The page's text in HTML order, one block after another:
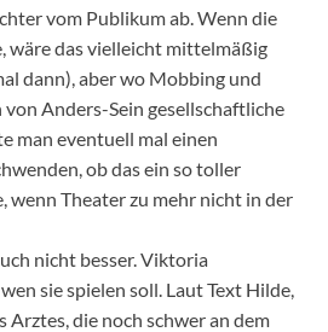
vom Publikum ab. Wenn die
wäre das vielleicht mittelmäßig
dann), aber wo Mobbing und
Anders-Sein gesellschaftliche
man eventuell mal einen
ob das ein so toller
wenn Theater zu mehr nicht in der
nicht besser. Viktoria
sie spielen soll. Laut Text Hilde,
Arztes, die noch schwer an dem